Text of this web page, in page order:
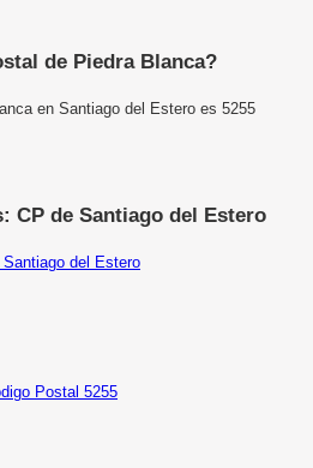
de Piedra Blanca?
en Santiago del Estero es 5255
CP de Santiago del Estero
del Estero
Postal 5255